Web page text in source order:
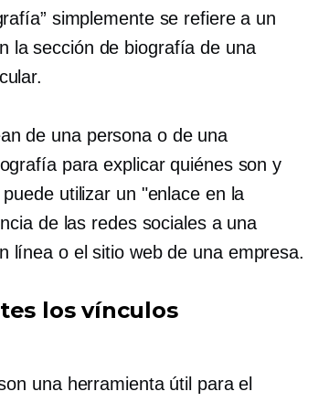
simplemente se refiere a un
la sección de biografía de una
de una persona o de una
para explicar quiénes son y
utilizar un "enlace en la
de las redes sociales a una
línea o el sitio web de una empresa.
los vínculos
una herramienta útil para el